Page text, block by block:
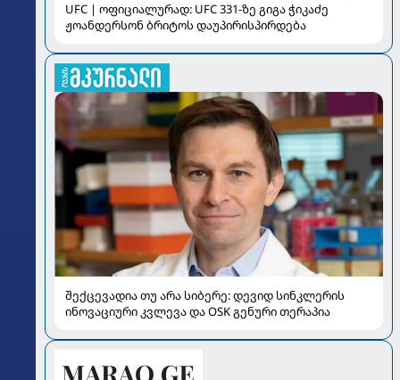
UFC | ოფიციალურად: UFC 331-ზე გიგა ჭიკაძე
ჟოანდერსონ ბრიტოს დაუპირისპირდება
შექცევადია თუ არა სიბერე: დევიდ სინკლერის
ინოვაციური კვლევა და OSK გენური თერაპია